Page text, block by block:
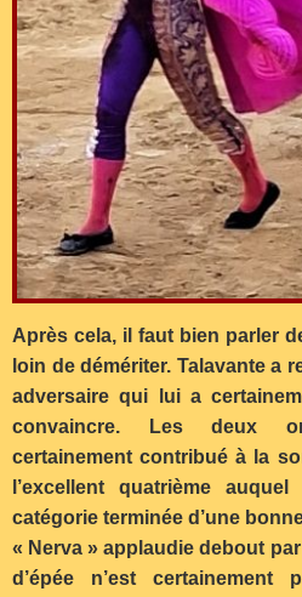
Après cela, il faut bien parler
loin de démériter. Talavante a
adversaire qui lui a
convaincre. Les deux
certainement contribué à la
l’excellent quatrième
catégorie terminée d’une
« Nerva » applaudie debout
d’épée n’est